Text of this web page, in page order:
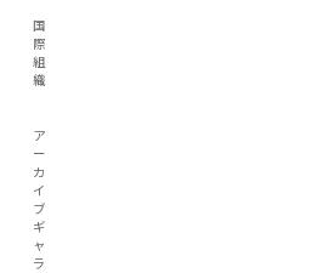
国
際
組
織
ア
ー
カ
イ
ブ
ギ
ャ
ラ